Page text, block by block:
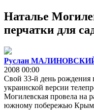
Наталье
перчатки для
Руслан
2008 00:00
Свой 33-й день
украинской версии
Могилевская провела на
южному побережью